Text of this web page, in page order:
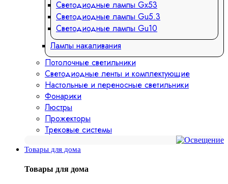
Светодиодные лампы Gx53
Светодиодные лампы Gu5.3
Светодиодные лампы Gu10
Лампы накаливания
Потолочные светильники
Светодиодные ленты и комплектующие
Настольные и переносные светильники
Фонарики
Люстры
Прожекторы
Трековые системы
Товары для дома
Товары для дома